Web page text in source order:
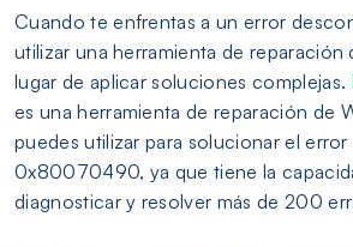
Cuando te enfrentas a un error
utilizar una herramienta de reparación
lugar de aplicar soluciones complejas.
es una herramienta de reparación de
puedes utilizar para solucionar el
0x80070490, ya que tiene la
diagnosticar y resolver más de 200